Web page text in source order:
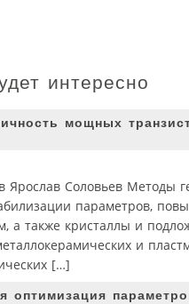
интересно
мощных
Соловьев Методы
параметров,
а также кристаллы и
и
[…]
оптимизация